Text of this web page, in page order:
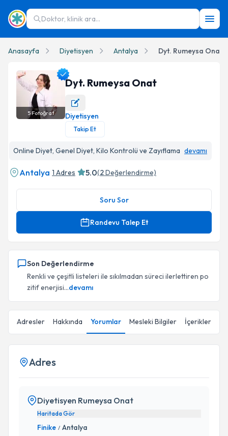
Doktor, klinik ara...
Anasayfa Diyetisyen Antalya Dyt. Rumeysa Onat
Dyt. Rumeysa Onat Profil Fotoğrafı
5Fotoğraf
Dyt. Rumeysa Onat
Diyetisyen
Takip Et
Online Diyet, Genel Diyet, Kilo Kontrolü ve Zayıflama devamı
Antalya 1 Adres 5.0(2Değerlendirme)
Soru Sor
Randevu Talep Et
Son Değerlendirme
Renkli ve çeşitli listeleri ile sıkılmadan süreci ilerlettiren po
zitif enerjisi...devamı
Adresler Hakkında Yorumlar Mesleki Bilgiler İçerikler
Adres
Diyetisyen Rumeysa Onat
Haritada Gör
Finike / Antalya